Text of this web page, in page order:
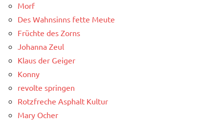
Morf
Des Wahnsinns fette Meute
Früchte des Zorns
Johanna Zeul
Klaus der Geiger
Konny
revolte springen
Rotzfreche Asphalt Kultur
Mary Ocher